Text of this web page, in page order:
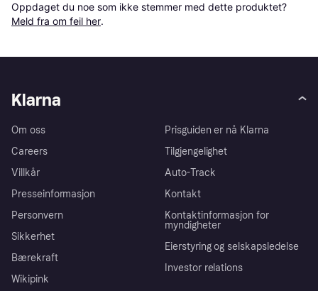
Oppdaget du noe som ikke stemmer med dette produktet?
Meld fra om feil her.
Klarna
Om oss
Careers
Villkår
Presseinformasjon
Personvern
Sikkerhet
Bærekraft
Wikipink
Prisguiden er nå Klarna
Tilgjengelighet
Auto-Track
Kontakt
Kontaktinformasjon for
myndigheter
Eierstyring og selskapsledelse
Investor relations